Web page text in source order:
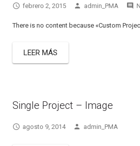
febrero 2, 2015 admin_PMA
There is no content because «Custom
LEER MÁS
Single Project – Image
agosto 9, 2014 admin_PMA